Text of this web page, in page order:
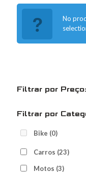
No
Filtrar por Preço:
Filtrar por
Bike (0)
Carros (23)
Motos (3)